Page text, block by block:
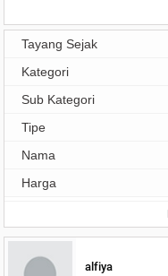
Tayang Sejak
Kategori
Sub Kategori
Tipe
Nama
Harga
alfiya